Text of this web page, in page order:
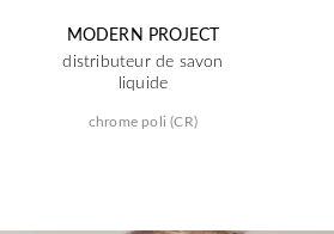
MODERN PROJECT
distributeur de savon
liquide
chrome poli (CR)